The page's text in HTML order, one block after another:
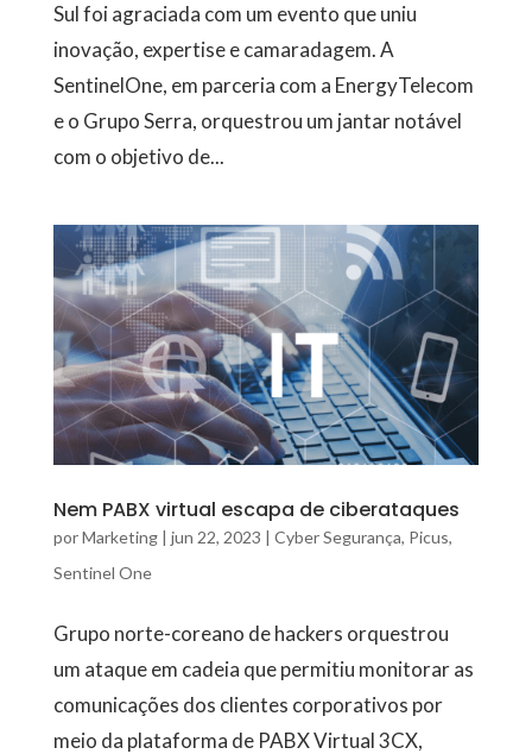
Sul foi agraciada com um evento que uniu
inovação, expertise e camaradagem. A
SentinelOne, em parceria com a EnergyTelecom
e o Grupo Serra, orquestrou um jantar notável
com o objetivo de...
Nem PABX virtual escapa de ciberataques
porMarketing| jun 22, 2023 | Cyber Segurança, Picus,
Sentinel One
Grupo norte-coreano de hackers orquestrou
um ataque em cadeia que permitiu monitorar as
comunicações dos clientes corporativos por
meio da plataforma de PABX Virtual 3CX,